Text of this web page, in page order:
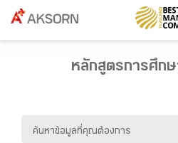
หลักสูตรการศึก